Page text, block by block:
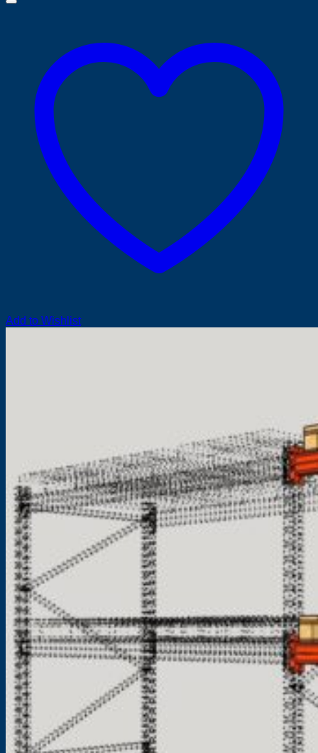
Add to Wishlist